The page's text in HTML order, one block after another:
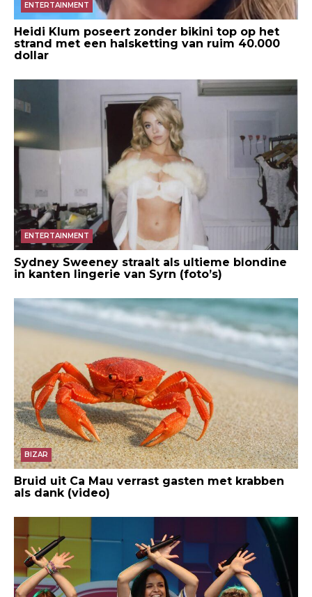
ENTERTAINMENT
Heidi Klum poseert zonder bikini top op het
strand met een halsketting van ruim 40.000
dollar
ENTERTAINMENT
Sydney Sweeney straalt als ultieme blondine
in kanten lingerie van Syrn (foto’s)
BIZAR
Bruid uit Ca Mau verrast gasten met krabben
als dank (video)